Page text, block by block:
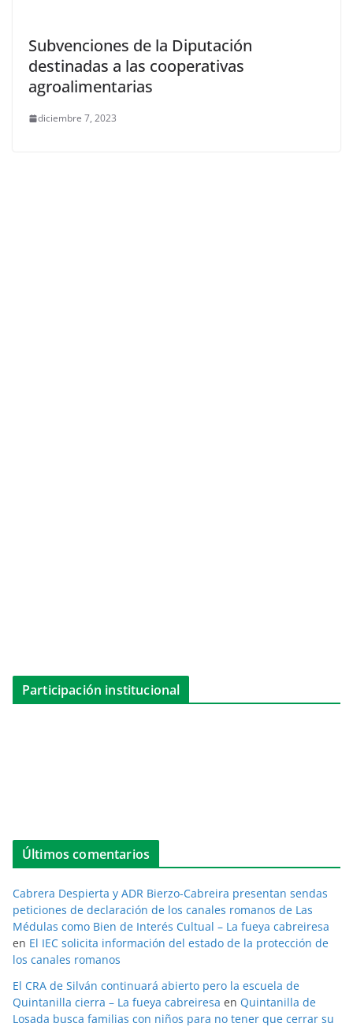
Subvenciones de la Diputación
destinadas a las cooperativas
agroalimentarias
diciembre 7, 2023
Participación institucional
Últimos comentarios
Cabrera Despierta y ADR Bierzo-Cabreira presentan sendas
peticiones de declaración de los canales romanos de Las
Médulas como Bien de Interés Cultual – La fueya cabreiresa
en El IEC solicita información del estado de la protección de
los canales romanos
El CRA de Silván continuará abierto pero la escuela de
Quintanilla cierra – La fueya cabreiresa en Quintanilla de
Losada busca familias con niños para no tener que cerrar su